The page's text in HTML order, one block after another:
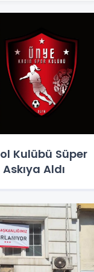
Kulübü Süper
Aldı